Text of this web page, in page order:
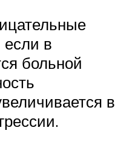
в
больной
в